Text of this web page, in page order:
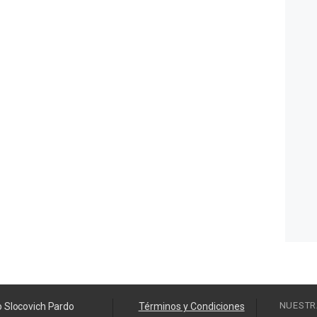
Slocovich Pardo Términos y Condiciones